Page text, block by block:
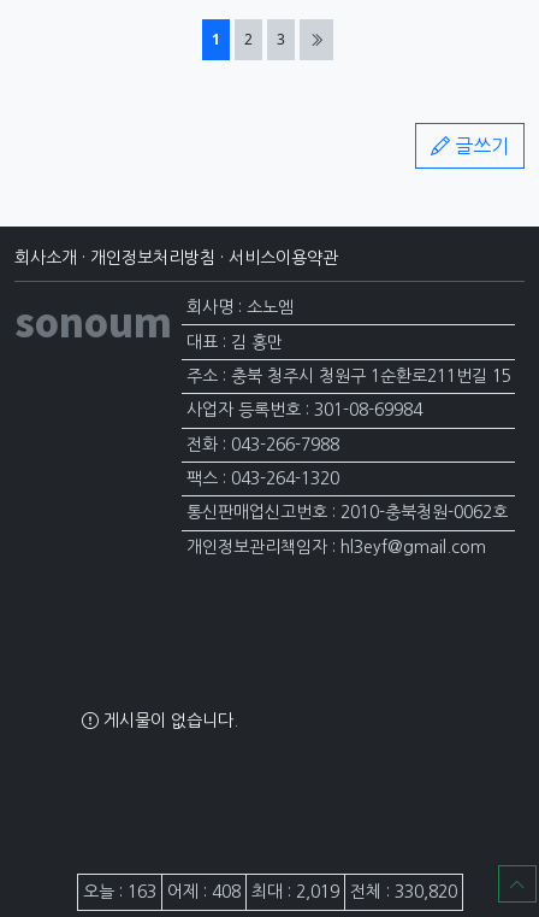
열린
1 페이지
2
페이지3
페이지
글쓰기
회사소개 · 개인정보처리방침 · 서비스이용약관
sonoum 회사명 : 소노엠
대표 : 김 홍만
주소 : 충북 청주시 청원구 1순환로211번길 15
사업자 등록번호 : 301-08-69984
전화 : 043-266-7988
팩스 : 043-264-1320
통신판매업신고번호 : 2010-충북청원-0062호
개인정보관리책임자 : hl3eyf@gmail.com
게시물이 없습니다.
접속자집계
오늘 : 163 어제 : 408 최대 : 2,019 전체 : 330,820